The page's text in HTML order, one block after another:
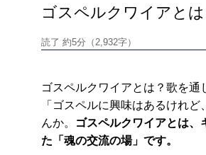
ゴスペルクワイアと
読了 約5分（2,932字）
ゴスペルクワイアとは？歌を
「ゴスペルに興味はあるけれ
んか。
ゴスペルクワイアとは、
た「魂の交流の場」です。